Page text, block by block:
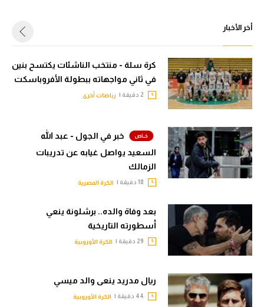
أخر الأخبار
كرة سلة - منتخب الناشئات يكتسح بنين
في ثاني مواجهاته ببطولة الأفروباسكت
رياضات أخرى
خبر في الجول - عبد الله
السعيد يواصل غيابه عن تدريبات
الزمالك
الكرة المصرية
بعد وفاة والده.. برشلونة ينعي
أسطورته التاريخية
الكرة الأوروبية
ريال مدريد ينعى والد ميسي
الكرة الأوروبية